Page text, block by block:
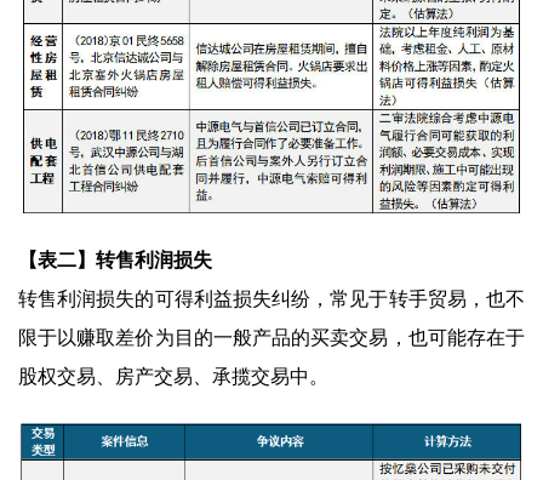
【表二】转售利润损失
转售利润损失的可得利益损失纠纷，常见于转手贸易，也不
限于以赚取差价为目的一般产品的买卖交易，也可能存在于
股权交易、房产交易、承揽交易中。